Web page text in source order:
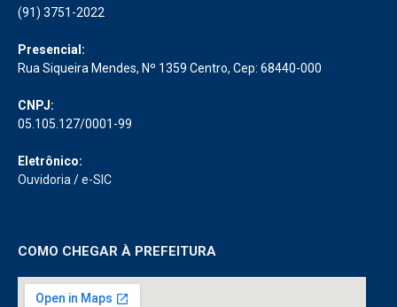
(91) 3751-2022
Presencial:
Rua Siqueira Mendes, Nº 1359 Centro, Cep: 68440-000
CNPJ:
05.105.127/0001-99
Eletrônico:
Ouvidoria/e-SIC
COMO CHEGAR À PREFEITURA